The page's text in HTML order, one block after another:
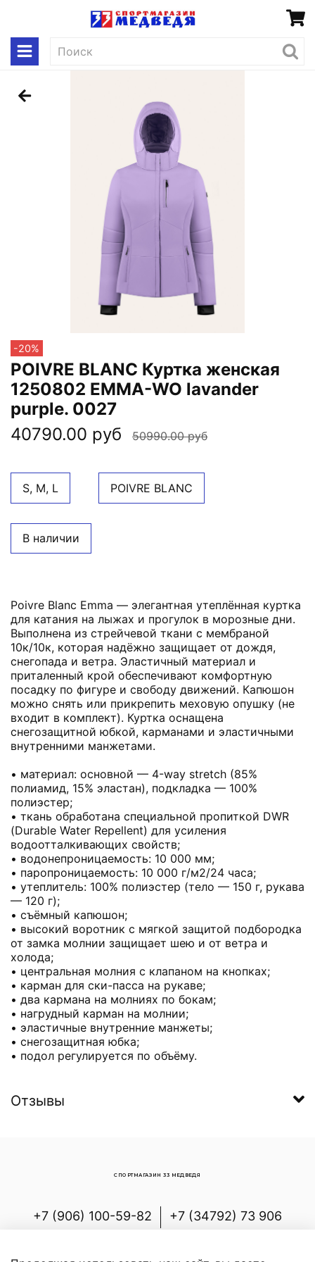
-20%
POIVRE BLANC Куртка женская
1250802 EMMA-WO lavander
purple. 0027
40790.00 руб
50990.00 руб
S, M, L POIVRE BLANC
В наличии
Poivre Blanc Emma — элегантная утеплённая куртка
для катания на лыжах и прогулок в морозные дни.
Выполнена из стрейчевой ткани с мембраной
10к/10к, которая надёжно защищает от дождя,
снегопада и ветра. Эластичный материал и
приталенный крой обеспечивают комфортную
посадку по фигуре и свободу движений. Капюшон
можно снять или прикрепить меховую опушку (не
входит в комплект). Куртка оснащена
снегозащитной юбкой, карманами и эластичными
внутренними манжетами.
• материал: основной — 4-way stretch (85%
полиамид, 15% эластан), подкладка — 100%
полиэстер;
• ткань обработана специальной пропиткой DWR
(Durable Water Repellent) для усиления
водоотталкивающих свойств;
• водонепроницаемость: 10 000 мм;
• паропроницаемость: 10 000 г/м2/24 часа;
• утеплитель: 100% полиэстер (тело — 150 г, рукава
— 120 г);
• съёмный капюшон;
• высокий воротник с мягкой защитой подбородка
от замка молнии защищает шею и от ветра и
холода;
• центральная молния с клапаном на кнопках;
• карман для ски-пасса на рукаве;
• два кармана на молниях по бокам;
• нагрудный карман на молнии;
• эластичные внутренние манжеты;
• снегозащитная юбка;
• подол регулируется по объёму.
Отзывы
+7 (906) 100-59-82
+7 (34792) 73 906
Белорецкий р-н, с.Новоабзаково, ул.
СПОРТМАГАЗИН 33 МЕДВЕДЯ